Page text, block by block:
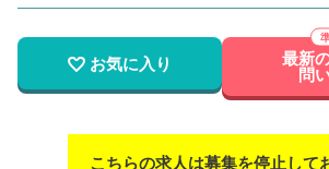
お気に入り 最新
問
こちらの求人は募集を停止して